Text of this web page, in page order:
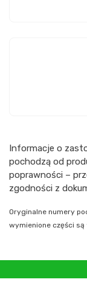
Informacje o
pochodzą od
poprawności –
zgodności z
Oryginalne numery
wymienione części są